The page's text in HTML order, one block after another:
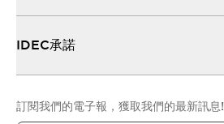
IDEC承諾
訂閱我們的電子報，獲取我們的最新訊息!